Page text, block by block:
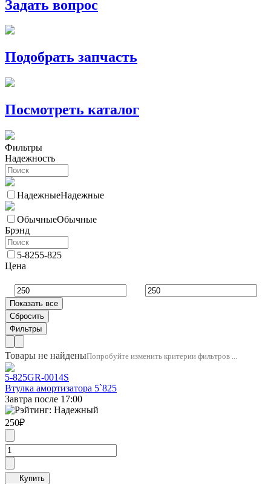
Задать вопрос
Подобрать запчасть
Посмотреть каталог
Фильтры
Надежность
НадежныеНадежные
ОбычныеОбычные
Брэнд
5-8255-825
Цена
Товары не найденыПопробуйте изменить критерии фильтров ...
5-825GR-0014S
Втулка амортизатора 5`825
Завтра после 17:00
250₽